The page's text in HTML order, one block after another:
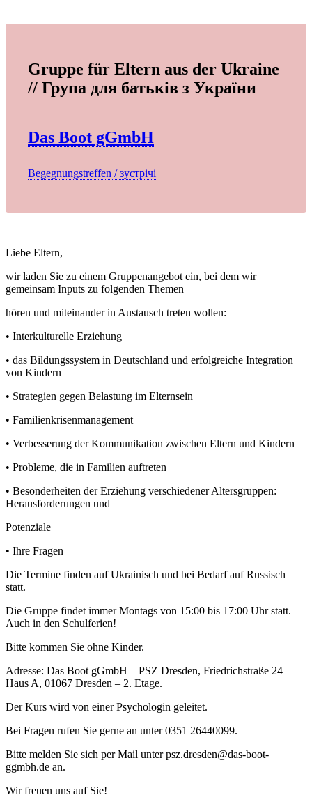
Gruppe für Eltern aus der Ukraine
// Група для батьків з України
Das Boot gGmbH
Begegnungstreffen / зустрічі
Liebe Eltern,
wir laden Sie zu einem Gruppenangebot ein, bei dem wir
gemeinsam Inputs zu folgenden Themen
hören und miteinander in Austausch treten wollen:
• Interkulturelle Erziehung
• das Bildungssystem in Deutschland und erfolgreiche Integration
von Kindern
• Strategien gegen Belastung im Elternsein
• Familienkrisenmanagement
• Verbesserung der Kommunikation zwischen Eltern und Kindern
• Probleme, die in Familien auftreten
• Besonderheiten der Erziehung verschiedener Altersgruppen:
Herausforderungen und
Potenziale
• Ihre Fragen
Die Termine finden auf Ukrainisch und bei Bedarf auf Russisch
statt.
Die Gruppe findet immer Montags von 15:00 bis 17:00 Uhr statt.
Auch in den Schulferien!
Bitte kommen Sie ohne Kinder.
Adresse: Das Boot gGmbH – PSZ Dresden, Friedrichstraße 24
Haus A, 01067 Dresden – 2. Etage.
Der Kurs wird von einer Psychologin geleitet.
Bei Fragen rufen Sie gerne an unter 0351 26440099.
Bitte melden Sie sich per Mail unter psz.dresden@das-boot-
ggmbh.de an.
Wir freuen uns auf Sie!